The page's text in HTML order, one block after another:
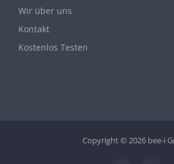
Wir über uns
Kontakt
Kostenlos Testen
Copyright © 2026 bee-i